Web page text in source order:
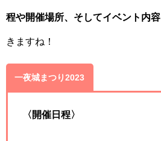
程や開催場所、そしてイベント内容
きますね！
一夜城まつり2023
〈開催日程〉